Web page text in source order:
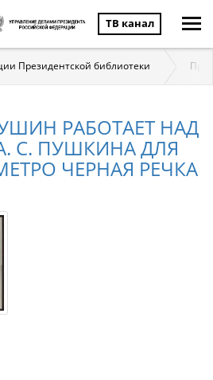
ТВ канал
Президентской библиотеки
РАБОТАЕТ НАД
С. ПУШКИНА ДЛЯ
ЧЕРНАЯ РЕЧКА